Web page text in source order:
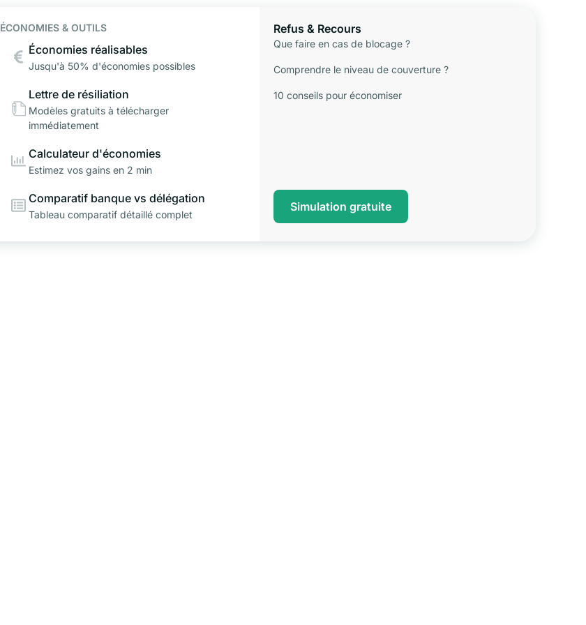
ÉCONOMIES & OUTILS
Économies réalisables
Jusqu'à 50% d'économies possibles
Lettre de résiliation
Modèles gratuits à télécharger
immédiatement
Calculateur d'économies
Estimez vos gains en 2 min
Comparatif banque vs délégation
Tableau comparatif détaillé complet
Refus & Recours
Que faire en cas de blocage ?
Comprendre le niveau de couverture ?
10 conseils pour économiser
Simulation gratuite